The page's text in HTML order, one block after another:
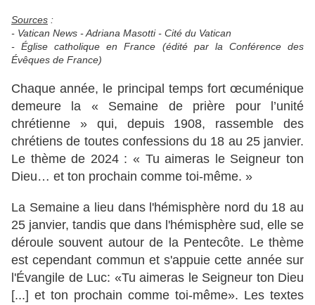
Sources :
- Vatican News - Adriana Masotti - Cité du Vatican
- Église catholique en France (édité par la Conférence des
Évêques de France)
Chaque année, le principal temps fort œcuménique
demeure la « Semaine de prière pour l’unité
chrétienne » qui, depuis 1908, rassemble des
chrétiens de toutes confessions du 18 au 25 janvier.
Le thème de 2024 : « Tu aimeras le Seigneur ton
Dieu… et ton prochain comme toi-même. »
La Semaine a lieu dans l'hémisphère nord du 18 au
25 janvier, tandis que dans l'hémisphère sud, elle se
déroule souvent autour de la Pentecôte. Le thème
est cependant commun et s'appuie cette année sur
l'Évangile de Luc: «Tu aimeras le Seigneur ton Dieu
[...] et ton prochain comme toi-même». Les textes